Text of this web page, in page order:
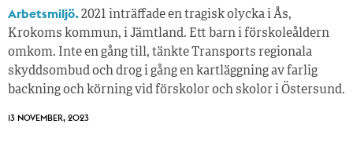
Arbetsmiljö.2021 inträffade en tragisk olycka i Ås,
Krokoms kommun, i Jämtland. Ett barn i förskoleåldern
omkom. Inte en gång till, tänkte Transports regionala
skyddsombud och drog i gång en kartläggning av farlig
backning och körning vid förskolor och skolor i Östersund.
13 NOVEMBER, 2023